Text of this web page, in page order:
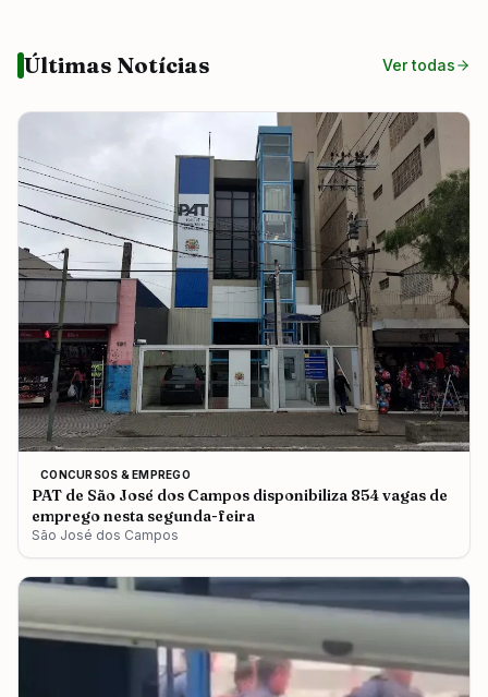
Últimas Notícias Ver todas
CONCURSOS & EMPREGO
PAT de São José dos Campos disponibiliza 854 vagas de
emprego nesta segunda-feira
São José dos Campos